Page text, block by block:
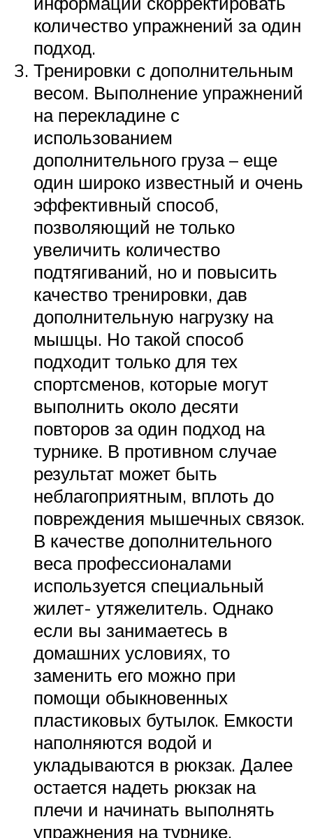
количество упражнений за один
подход.
Тренировки с дополнительным
весом. Выполнение упражнений
на перекладине с
использованием
дополнительного груза – еще
один широко известный и очень
эффективный способ,
позволяющий не только
увеличить количество
подтягиваний, но и повысить
качество тренировки, дав
дополнительную нагрузку на
мышцы. Но такой способ
подходит только для тех
спортсменов, которые могут
выполнить около десяти
повторов за один подход на
турнике. В противном случае
результат может быть
неблагоприятным, вплоть до
повреждения мышечных связок.
В качестве дополнительного
веса профессионалами
используется специальный
жилет- утяжелитель. Однако
если вы занимаетесь в
домашних условиях, то
заменить его можно при
помощи обыкновенных
пластиковых бутылок. Емкости
наполняются водой и
укладываются в рюкзак. Далее
остается надеть рюкзак на
плечи и начинать выполнять
упражнения на турнике.